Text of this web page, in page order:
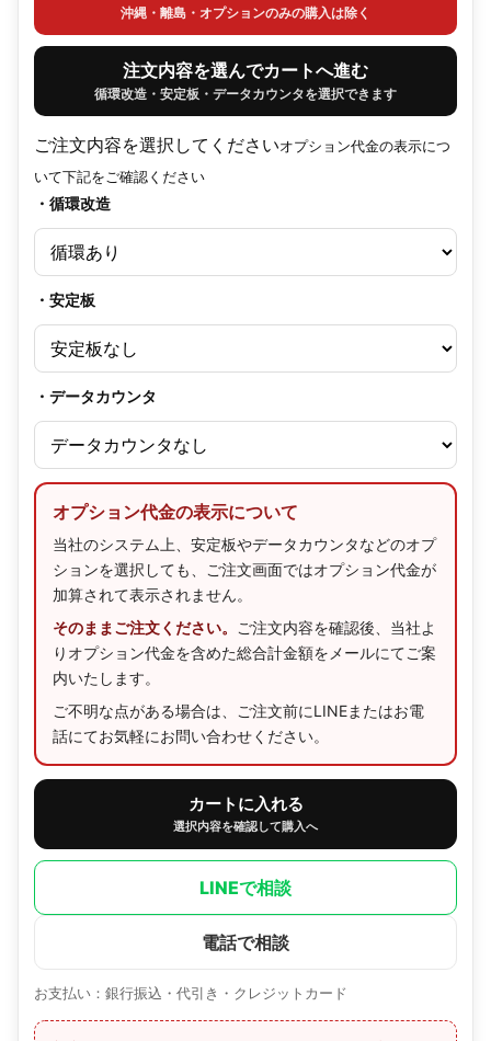
沖縄・離島・オプションのみの購入は除く
注文内容を選んでカートへ進む
循環改造・安定板・データカウンタを選択できます
ご注文内容を選択してくださいオプション代金の表示につ
いて下記をご確認ください
・循環改造
・安定板
・データカウンタ
オプション代金の表示について
当社のシステム上、安定板やデータカウンタなどのオプ
ションを選択しても、ご注文画面ではオプション代金が
加算されて表示されません。
そのままご注文ください。
ご注文内容を確認後、当社よ
りオプション代金を含めた総合計金額をメールにてご案
内いたします。
ご不明な点がある場合は、ご注文前にLINEまたはお電
話にてお気軽にお問い合わせください。
カートに入れる
選択内容を確認して購入へ
LINEで相談
電話で相談
お支払い：銀行振込・代引き・クレジットカード